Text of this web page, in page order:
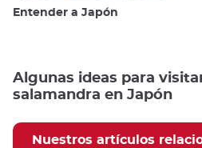
Entender a Japón
Algunas ideas para
salamandra en Japón
Nuestros artículos